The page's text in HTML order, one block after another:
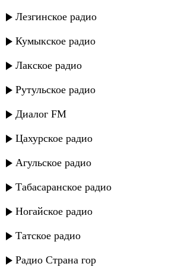
Лезгинское радио
Кумыкское радио
Лакское радио
Рутульское радио
Диалог FM
Цахурское радио
Агульское радио
Табасаранское радио
Ногайское радио
Татское радио
Радио Страна гор
Мирес группа - Track 09
Мирес группа - Track 15
Мирес группа - Track 06